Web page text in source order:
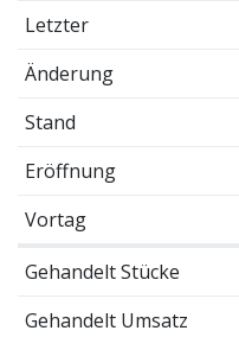
Letzter
Änderung
Stand
Eröffnung
Vortag
Gehandelt Stücke
Gehandelt Umsatz